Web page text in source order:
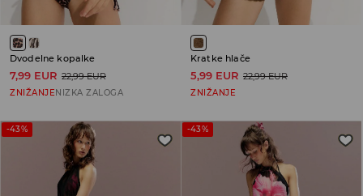
Dvodelne kopalke
7,99 EUR 22,99 EUR
ZNIŽANJE NIZKA ZALOGA
Kratke hlače
5,99 EUR 22,99 EUR
ZNIŽANJE
-43% -43%